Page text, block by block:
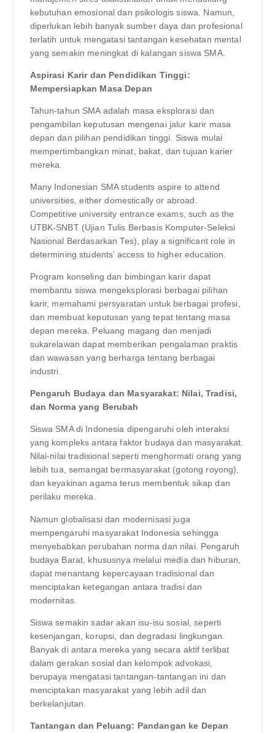
kebutuhan emosional dan psikologis siswa. Namun,
diperlukan lebih banyak sumber daya dan profesional
terlatih untuk mengatasi tantangan kesehatan mental
yang semakin meningkat di kalangan siswa SMA.
Aspirasi Karir dan Pendidikan Tinggi:
Mempersiapkan Masa Depan
Tahun-tahun SMA adalah masa eksplorasi dan
pengambilan keputusan mengenai jalur karir masa
depan dan pilihan pendidikan tinggi. Siswa mulai
mempertimbangkan minat, bakat, dan tujuan karier
mereka.
Many Indonesian SMA students aspire to attend
universities, either domestically or abroad.
Competitive university entrance exams, such as the
UTBK-SNBT (Ujian Tulis Berbasis Komputer-Seleksi
Nasional Berdasarkan Tes), play a significant role in
determining students’ access to higher education.
Program konseling dan bimbingan karir dapat
membantu siswa mengeksplorasi berbagai pilihan
karir, memahami persyaratan untuk berbagai profesi,
dan membuat keputusan yang tepat tentang masa
depan mereka. Peluang magang dan menjadi
sukarelawan dapat memberikan pengalaman praktis
dan wawasan yang berharga tentang berbagai
industri.
Pengaruh Budaya dan Masyarakat: Nilai, Tradisi,
dan Norma yang Berubah
Siswa SMA di Indonesia dipengaruhi oleh interaksi
yang kompleks antara faktor budaya dan masyarakat.
Nilai-nilai tradisional seperti menghormati orang yang
lebih tua, semangat bermasyarakat (gotong royong),
dan keyakinan agama terus membentuk sikap dan
perilaku mereka.
Namun globalisasi dan modernisasi juga
mempengaruhi masyarakat Indonesia sehingga
menyebabkan perubahan norma dan nilai. Pengaruh
budaya Barat, khususnya melalui media dan hiburan,
dapat menantang kepercayaan tradisional dan
menciptakan ketegangan antara tradisi dan
modernitas.
Siswa semakin sadar akan isu-isu sosial, seperti
kesenjangan, korupsi, dan degradasi lingkungan.
Banyak di antara mereka yang secara aktif terlibat
dalam gerakan sosial dan kelompok advokasi,
berupaya mengatasi tantangan-tantangan ini dan
menciptakan masyarakat yang lebih adil dan
berkelanjutan.
Tantangan dan Peluang: Pandangan ke Depan